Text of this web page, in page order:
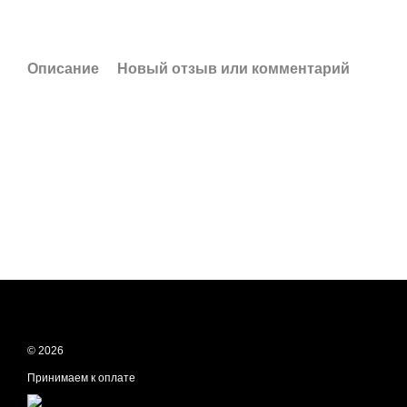
Описание Новый отзыв или комментарий
© 2026
Принимаем к оплате